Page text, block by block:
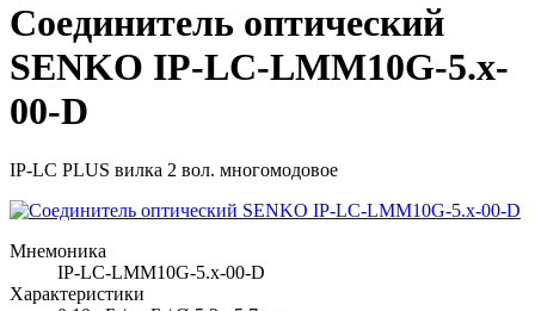
Соединитель оптический
SENKO IP-LC-LMM10G-5.x-
00-D
IP-LC PLUS вилка 2 вол. многомодовое
Мнемоника
IP-LC-LMM10G-5.x-00-D
Характеристики